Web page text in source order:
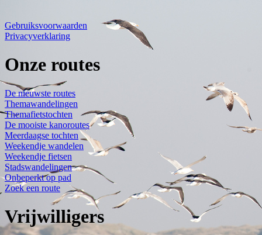
Gebruiksvoorwaarden
Privacyverklaring
Onze routes
De nieuwste routes
Themawandelingen
Themafietstochten
De mooiste kanoroutes
Meerdaagse tochten
Weekendje wandelen
Weekendje fietsen
Stadswandelingen
Onbeperkt op pad
Zoek een route
Vrijwilligers